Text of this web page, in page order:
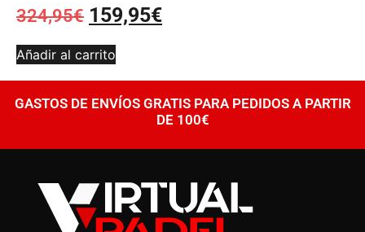
324,95€ 159,95€
Añadir al carrito
GASTOS DE ENVÍOS GRATIS PARA PEDIDOS A PARTIR
DE 100€